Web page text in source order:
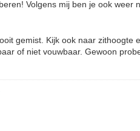
Volgens mij ben je ook weer
gemist. Kijk ook naar zithoogte
of niet vouwbaar. Gewoon